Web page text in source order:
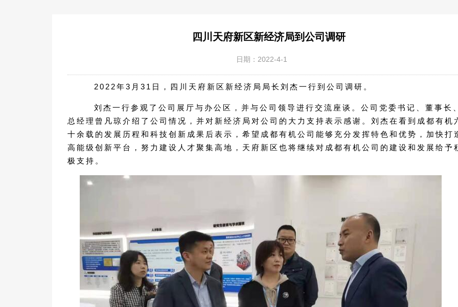
四川天府新区新经济局到公司调研
日期：2022-4-1
2022年3月31日，四川天府新区新经济局局长刘杰一行到公司调研。
刘杰一行参观了公司展厅与办公区，并与公司领导进行交流座谈。公司党委书记、董事长
总经理曾凡琼介绍了公司情况，并对新经济局对公司的大力支持表示感谢。刘杰在看到成都有机
十余载的发展历程和科技创新成果后表示，希望成都有机公司能够充分发挥特色和优势，加快打
高能级创新平台，努力建设人才聚集高地，天府新区也将继续对成都有机公司的建设和发展给予
极支持。